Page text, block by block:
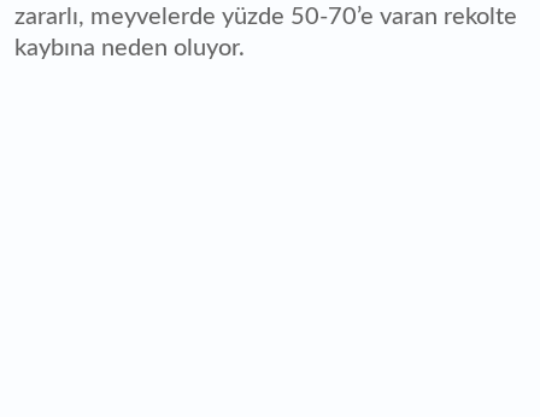
zararlı, meyvelerde yüzde 50-70’e varan rekolte
kaybına neden oluyor.